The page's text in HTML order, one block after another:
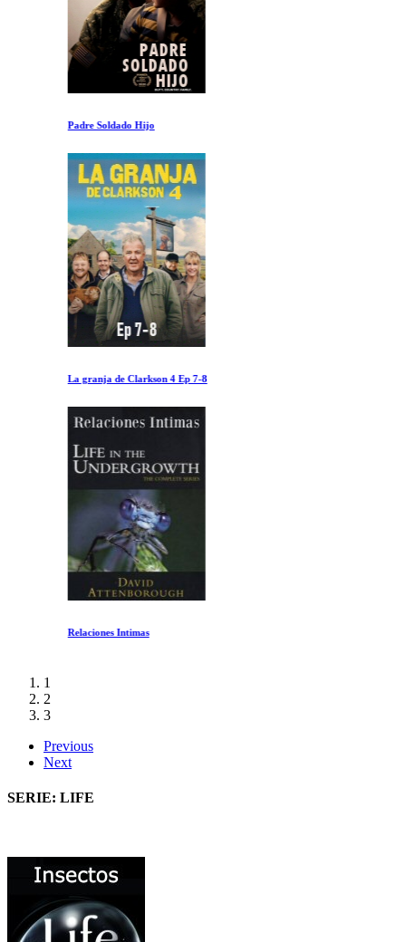
Padre Soldado Hijo
La granja de Clarkson 4 Ep 7-8
Relaciones Intimas
1
2
3
Previous
Next
SERIE: LIFE